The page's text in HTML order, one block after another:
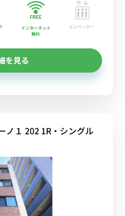
インターネット
無料
エレベーター
を見る
ノ１ 202 1R・シングル